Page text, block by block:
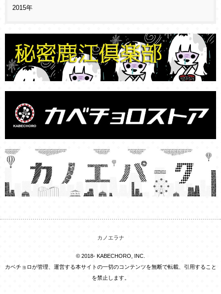
2015年
カノエラナ
© 2018- KABECHORO, INC.
カベチョロが管理、運営する本サイトの一切のコンテンツを無断で転載、引用すること
を禁止します。